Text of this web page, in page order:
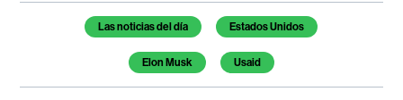
Temas de este artículo
Las noticias del día Estados Unidos
Elon Musk Usaid